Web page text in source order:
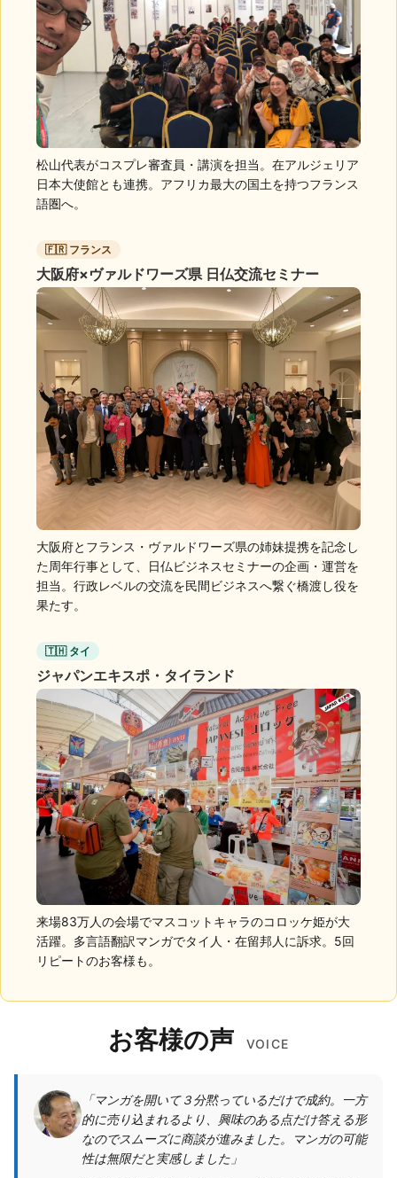
松山代表がコスプレ審査員・講演を担当。在アルジェリア
日本大使館とも連携。アフリカ最大の国土を持つフランス
語圏へ。
🇫🇷 フランス
大阪府×ヴァルドワーズ県 日仏交流セミナー
大阪府とフランス・ヴァルドワーズ県の姉妹提携を記念し
た周年行事として、日仏ビジネスセミナーの企画・運営を
担当。行政レベルの交流を民間ビジネスへ繋ぐ橋渡し役を
果たす。
🇹🇭 タイ
ジャパンエキスポ・タイランド
来場83万人の会場でマスコットキャラのコロッケ姫が大
活躍。多言語翻訳マンガでタイ人・在留邦人に訴求。5回
リピートのお客様も。
お客様の声 VOICE
「マンガを開いて３分黙っているだけで成約。一方
的に売り込まれるより、興味のある点だけ答える形
なのでスムーズに商談が進みました。マンガの可能
性は無限だと実感しました」